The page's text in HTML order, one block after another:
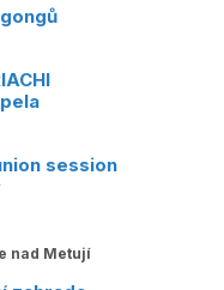
session
nad Metují